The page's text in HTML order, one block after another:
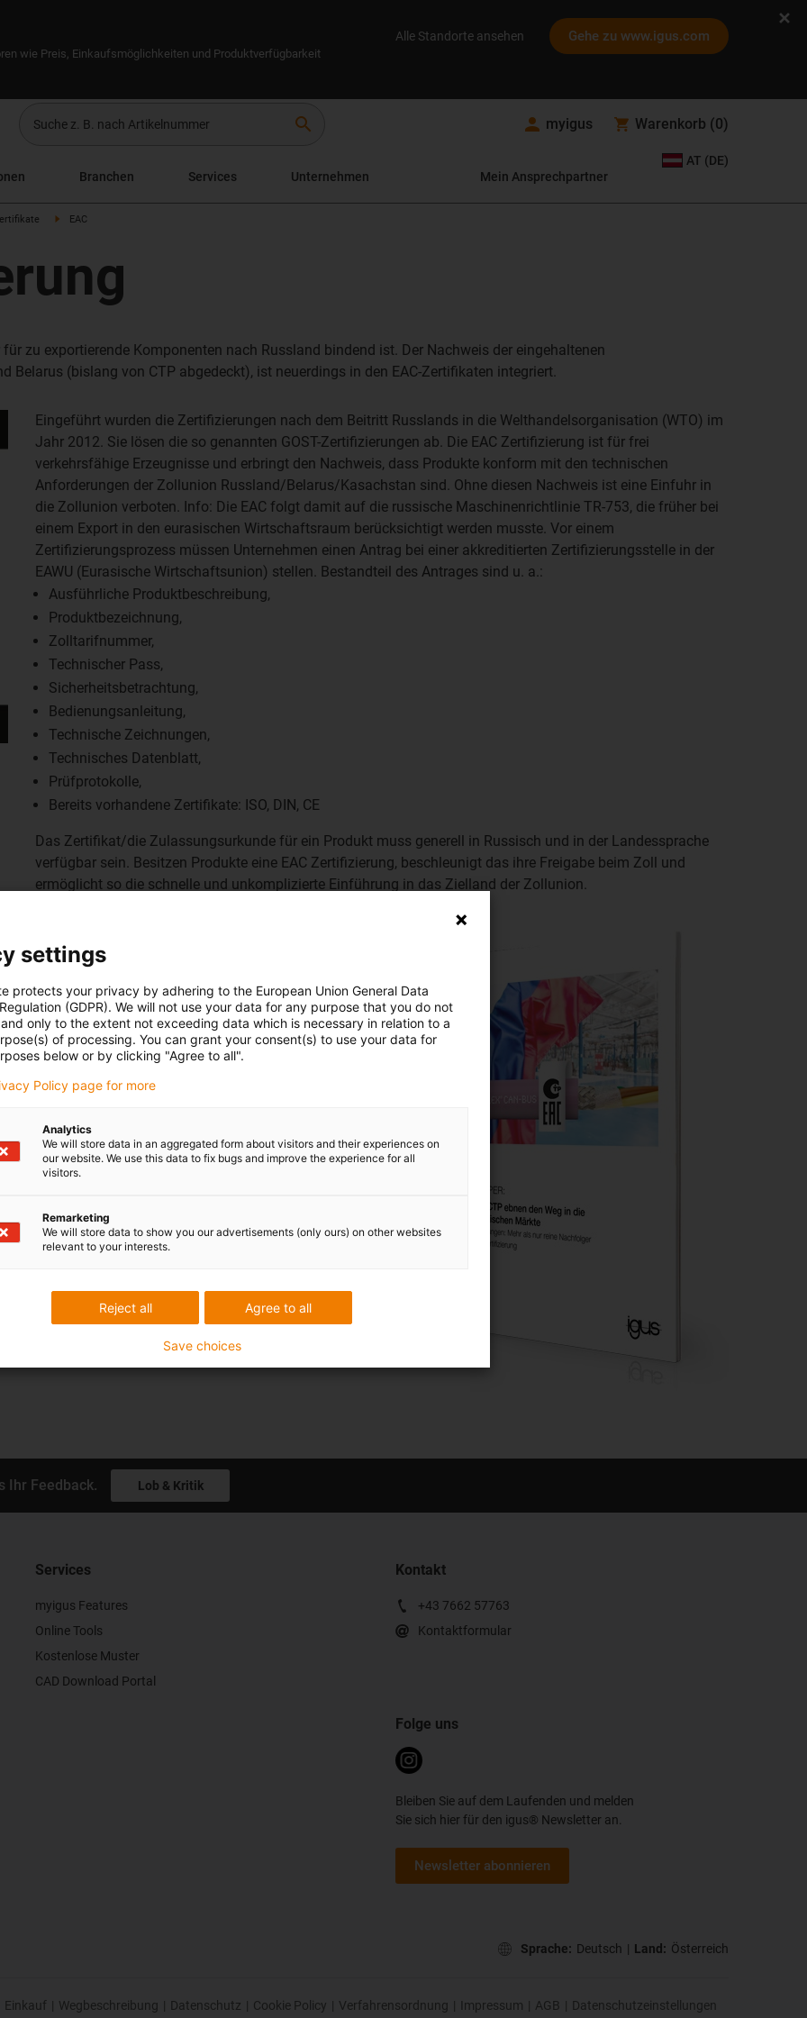
wie Preis, Einkaufsmöglichkeiten und Produktverfügbarkeit
Alle Standorte ansehen Gehe zu www.igus.com
search myigus Warenkorb (0)
Branchen Services Unternehmen Mein Ansprechpartner
AT (DE)
EAC
zu exportierende Komponenten nach Russland bindend ist. Der Nachweis der eingehaltenen
Belarus (bislang von CTP abgedeckt), ist neuerdings in den EAC-Zertifikaten integriert.
Eingeführt wurden die Zertifizierungen nach dem Beitritt Russlands in die Welthandelsorganisation (WTO) im
Jahr 2012. Sie lösen die so genannten GOST-Zertifizierungen ab. Die EAC Zertifizierung ist für frei
verkehrsfähige Erzeugnisse und erbringt den Nachweis, dass Produkte konform mit den technischen
Anforderungen der Zollunion Russland/Belarus/Kasachstan sind. Ohne diesen Nachweis ist eine Einfuhr in
die Zollunion verboten. Info: Die EAC folgt damit auf die russische Maschinenrichtlinie TR-753, die früher bei
einem Export in den eurasischen Wirtschaftsraum berücksichtigt werden musste. Vor einem
Zertifizierungsprozess müssen Unternehmen einen Antrag bei einer akkreditierten Zertifizierungsstelle in der
EAWU (Eurasische Wirtschaftsunion) stellen. Bestandteil des Antrages sind u. a.:
Ausführliche Produktbeschreibung,
Produktbezeichnung,
Zolltarifnummer,
Technischer Pass,
Sicherheitsbetrachtung,
Bedienungsanleitung,
Technische Zeichnungen,
Technisches Datenblatt,
Prüfprotokolle,
Bereits vorhandene Zertifikate: ISO, DIN, CE
Das Zertifikat/die Zulassungsurkunde für ein Produkt muss generell in Russisch und in der Landessprache
verfügbar sein. Besitzen Produkte eine EAC Zertifizierung, beschleunigt das ihre Freigabe beim Zoll und
ermöglicht so die schnelle und unkomplizierte Einführung in das Zielland der Zollunion.
Mehr als nur reine Nachfolger
CTP Zulassung sollen heute sicherstellen, dass nach
genügen – und zwar über alle
nicht wissen: die Behörden in Russland erkennen die in
nicht an.
entwickelt und nach dem Beitritt Russlands in die
Um den Handel, aber auch Risiken für Schäden
läuft die Harmonisierung der Regelwerke zwischen
für alle Beteiligten. Diese White Paper gibt Einblick in die
für Maschinen- und Anlagenbauer, die schon
planen.
Ihr Feedback. Lob & Kritik
Services
myigus Features
Online Tools
Kostenlose Muster
CAD Download Portal
Kontakt
+43 7662 57763
Kontaktformular
Folge uns
Bleiben Sie auf dem Laufenden und melden
Sie sich hier für den igus® Newsletter an.
Newsletter abonnieren
Sprache: Deutsch | Land: Österreich
Einkauf | Wegbeschreibung | Datenschutz | Cookie Policy | Verfahrensordnung | Impressum | AGB | Datenschutzeinstellungen
settings
protects your privacy by adhering to the European Union General Data
(GDPR). We will not use your data for any purpose that you do not
only to the extent not exceeding data which is necessary in relation to a
of processing. You can grant your consent(s) to use your data for
below or by clicking "Agree to all".
Policy page for more
Analytics
We will store data in an aggregated form about visitors and their experiences on
our website. We use this data to fix bugs and improve the experience for all
visitors.
Remarketing
We will store data to show you our advertisements (only ours) on other websites
relevant to your interests.
Agree to all
Reject all
Save choices